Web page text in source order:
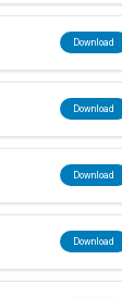
Download
Download
Download
Download